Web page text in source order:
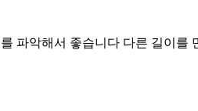
파악해서 좋습니다 다른 길이를